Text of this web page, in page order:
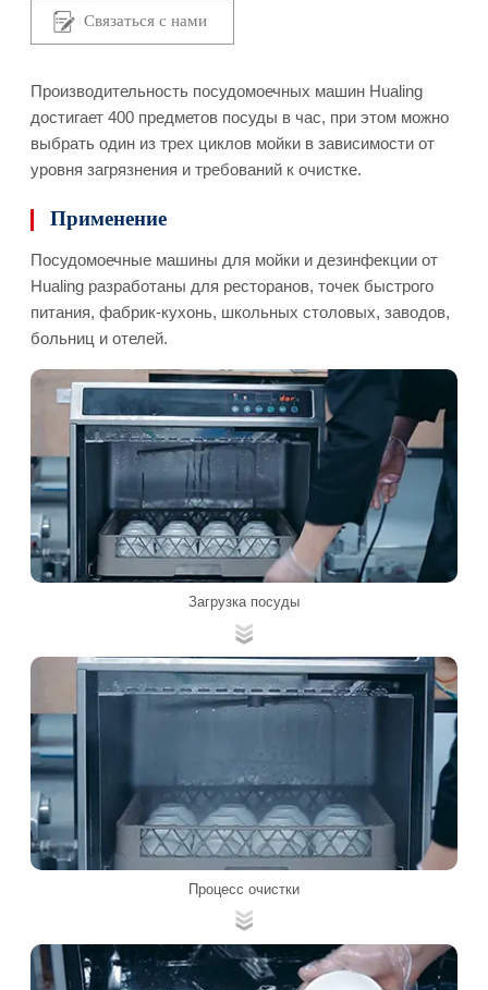
Связаться с нами
Производительность посудомоечных машин Hualing
достигает 400 предметов посуды в час, при этом можно
выбрать один из трех циклов мойки в зависимости от
уровня загрязнения и требований к очистке.
Применение
Посудомоечные машины для мойки и дезинфекции от
Hualing разработаны для ресторанов, точек быстрого
питания, фабрик-кухонь, школьных столовых, заводов,
больниц и отелей.
Загрузка посуды
Процесс очистки